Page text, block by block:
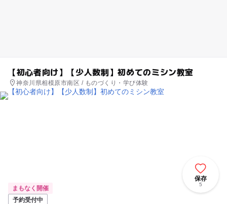
【初心者向け】【少人数制】初めてのミシン教室
神奈川県相模原市南区 / ものづくり・学び体験
保存
5
まもなく開催
予約受付中